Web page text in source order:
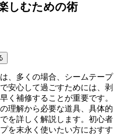
しむための術
、多くの場合、シームテープ
安心して過ごすためには、剥
く補修することが重要です。
理解から必要な道具、具体的
を詳しく解説します。初心者
を末永く使いたい方におすす